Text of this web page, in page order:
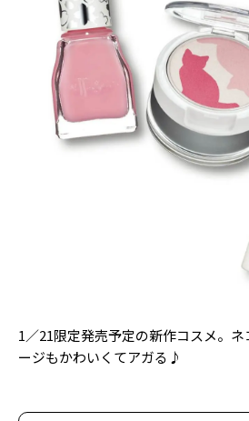
Follow us
ST
新規会員登録・ログイン
1／21限定発売予定の新作コスメ。
ージもかわいくてアガる♪